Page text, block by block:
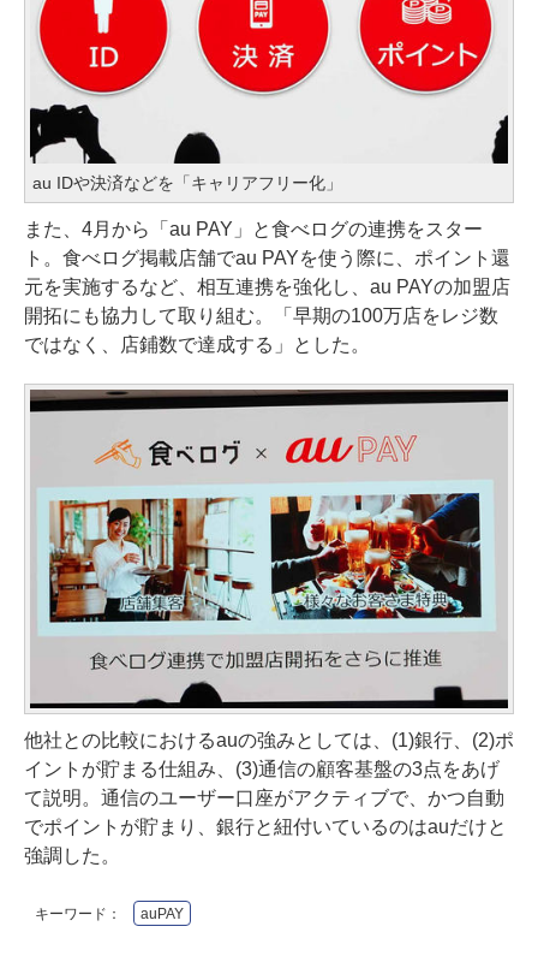
au IDや決済などを「キャリアフリー化」
また、4月から「au PAY」と食べログの連携をスター
ト。食べログ掲載店舗でau PAYを使う際に、ポイント還
元を実施するなど、相互連携を強化し、au PAYの加盟店
開拓にも協力して取り組む。「早期の100万店をレジ数
ではなく、店鋪数で達成する」とした。
他社との比較におけるauの強みとしては、(1)銀行、(2)ポ
イントが貯まる仕組み、(3)通信の顧客基盤の3点をあげ
て説明。通信のユーザー口座がアクティブで、かつ自動
でポイントが貯まり、銀行と紐付いているのはauだけと
強調した。
キーワード： auPAY